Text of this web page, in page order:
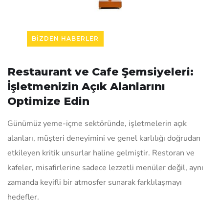
BIZDEN HABERLER
Restaurant ve Cafe Şemsiyeleri:
İşletmenizin Açık Alanlarını
Optimize Edin
Günümüz yeme-içme sektöründe, işletmelerin açık
alanları, müşteri deneyimini ve genel karlılığı doğrudan
etkileyen kritik unsurlar haline gelmiştir. Restoran ve
kafeler, misafirlerine sadece lezzetli menüler değil, aynı
zamanda keyifli bir atmosfer sunarak farklılaşmayı
hedefler.